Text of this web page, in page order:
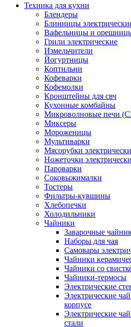
Техника для кухни
Блендеры
Блинницы
Вафельницы и
Грили электрические
Измельчители
Йогуртницы
Коптильни
Кофеварки
Кофемолки
Кронштейны для свч
Кухонные комбайны
Микроволновые печи
Миксеры
Мороженицы
Мультиварки
Мясорубки
Ножеточки
Пароварки
Соковыжималки
Тостеры
Фильтры-кувшины
Хлебопечки
Холодильники
Чайники
Заварочные
Наборы для чая
Самовары
Чайники
Чайники со
Чайники-термосы
Электрические
Электрические
корпусе
Электрические
стали